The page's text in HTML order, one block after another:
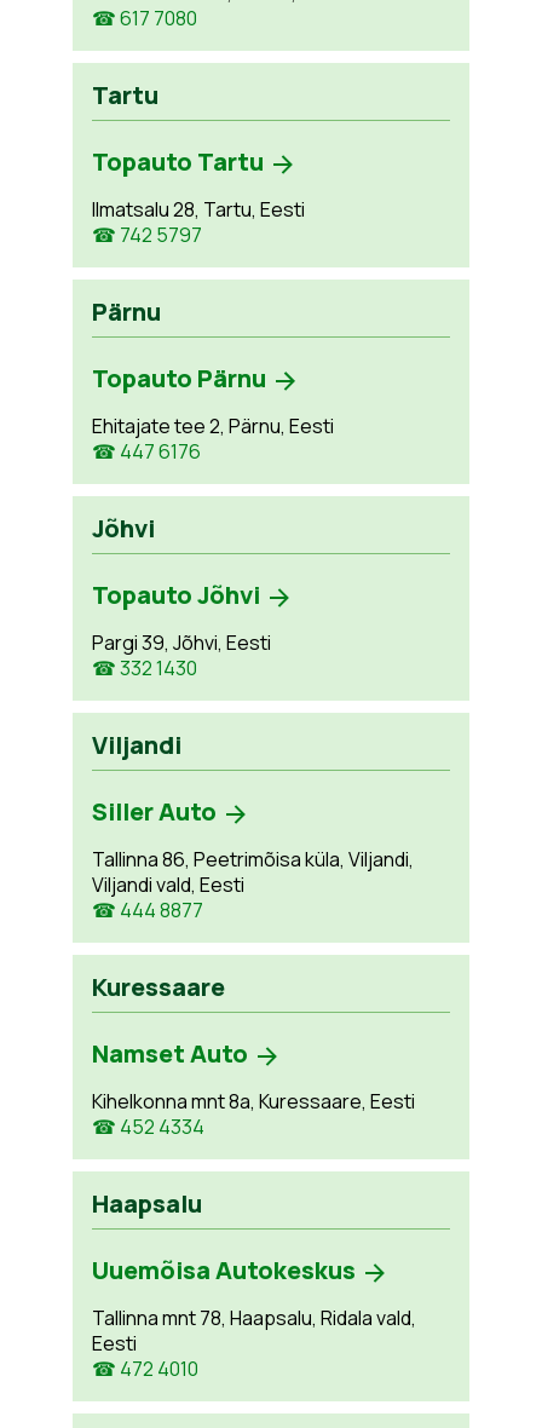
☎ 617 7080
Tartu
Topauto Tartu
Ilmatsalu 28, Tartu, Eesti
☎ 742 5797
Pärnu
Topauto Pärnu
Ehitajate tee 2, Pärnu, Eesti
☎ 447 6176
Jõhvi
Topauto Jõhvi
Pargi 39, Jõhvi, Eesti
☎ 332 1430
Viljandi
Siller Auto
Tallinna 86, Peetrimõisa küla, Viljandi,
Viljandi vald, Eesti
☎ 444 8877
Kuressaare
Namset Auto
Kihelkonna mnt 8a, Kuressaare, Eesti
☎ 452 4334
Haapsalu
Uuemõisa Autokeskus
Tallinna mnt 78, Haapsalu, Ridala vald,
Eesti
☎ 472 4010